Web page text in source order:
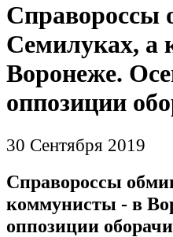
Справороссы
Семилуках, а
Воронеже.
оппозиции
30 Сентября 2019
Справороссы
коммунисты - в
оппозиции